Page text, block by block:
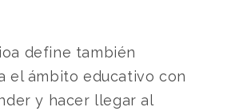
define también
el ámbito educativo con
y hacer llegar al